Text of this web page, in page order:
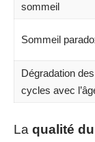
sommeil
Sommeil
Dégradation des
cycles avec
La qualité